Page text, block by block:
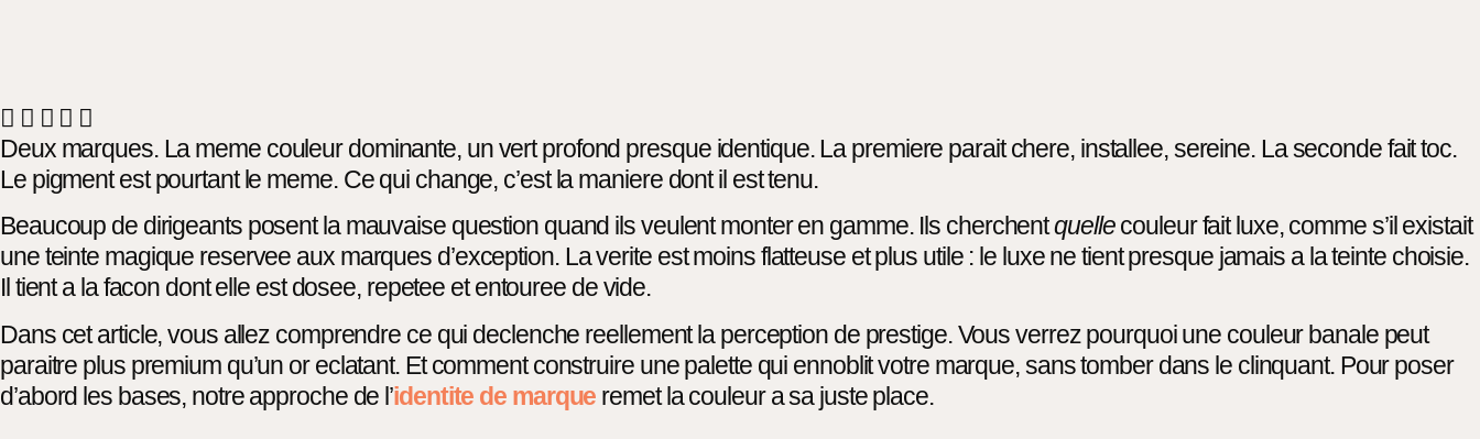
Deux marques. La meme couleur dominante, un vert profond presque identique. La premiere parait chere, installee, sereine. La seconde fait toc.
Le pigment est pourtant le meme. Ce qui change, c’est la maniere dont il est tenu.
Beaucoup de dirigeants posent la mauvaise question quand ils veulent monter en gamme. Ils cherchentquellecouleur fait luxe, comme s’il existait
une teinte magique reservee aux marques d’exception. La verite est moins flatteuse et plus utile : le luxe ne tient presque jamais a la teinte choisie.
Il tient a la facon dont elle est dosee, repetee et entouree de vide.
Dans cet article, vous allez comprendre ce qui declenche reellement la perception de prestige. Vous verrez pourquoi une couleur banale peut
paraitre plus premium qu’un or eclatant. Et comment construire une palette qui ennoblit votre marque, sans tomber dans le clinquant. Pour poser
d’abord les bases, notre approche de l’identite de marque remet la couleur a sa juste place.